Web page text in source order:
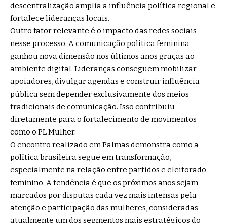
descentralização amplia a influência política regional e
fortalece lideranças locais.
Outro fator relevante é o impacto das redes sociais
nesse processo. A comunicação política feminina
ganhou nova dimensão nos últimos anos graças ao
ambiente digital. Lideranças conseguem mobilizar
apoiadores, divulgar agendas e construir influência
pública sem depender exclusivamente dos meios
tradicionais de comunicação. Isso contribuiu
diretamente para o fortalecimento de movimentos
como o PL Mulher.
O encontro realizado em Palmas demonstra como a
política brasileira segue em transformação,
especialmente na relação entre partidos e eleitorado
feminino. A tendência é que os próximos anos sejam
marcados por disputas cada vez mais intensas pela
atenção e participação das mulheres, consideradas
atualmente um dos segmentos mais estratégicos do